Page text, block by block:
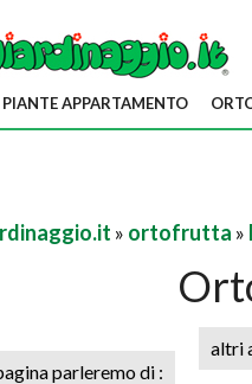
PIANTE APPARTAMENTO
» ortofrutta »
parleremo di :
altri